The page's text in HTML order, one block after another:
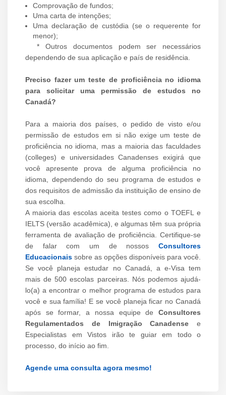
Comprovação de fundos;
Uma carta de intenções;
Uma declaração de custódia (se o requerente for
menor);
* Outros documentos podem ser necessários
dependendo de sua aplicação e país de residência.
Preciso fazer um teste de proficiência no idioma
para solicitar uma permissão de estudos no
Canadá?
Para a maioria dos países, o pedido de visto e/ou
permissão de estudos em si não exige um teste de
proficiência no idioma, mas a maioria das faculdades
(colleges) e universidades Canadenses exigirá que
você apresente prova de alguma proficiência no
idioma, dependendo do seu programa de estudos e
dos requisitos de admissão da instituição de ensino de
sua escolha.
A maioria das escolas aceita testes como o TOEFL e
IELTS (versão acadêmica), e algumas têm sua própria
ferramenta de avaliação de proficiência. Certifique-se
de falar com um de nossos Consultores
Educacionais sobre as opções disponíveis para você.
Se você planeja estudar no Canadá, a e-Visa tem
mais de 500 escolas parceiras. Nós podemos ajudá-
lo(a) a encontrar o melhor programa de estudos para
você e sua família! E se você planeja ficar no Canadá
após se formar, a nossa equipe de Consultores
Regulamentados de Imigração Canadense e
Especialistas em Vistos irão te guiar em todo o
processo, do início ao fim.
Agende uma consulta agora mesmo!